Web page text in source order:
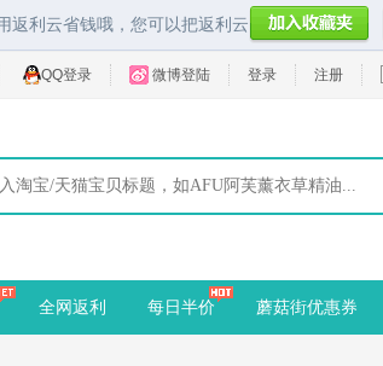
返利云省钱哦，您可以把返利云
QQ登录 微博登陆 登录 注册
全网返利 每日半价 蘑菇街优惠券